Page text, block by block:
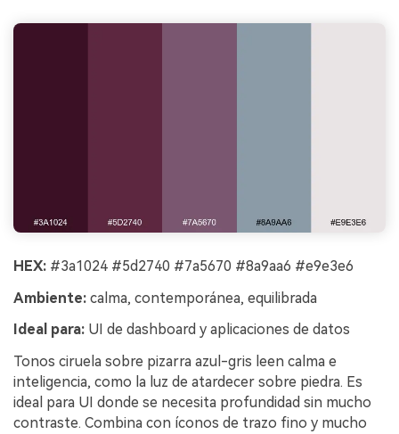
HEX: #3a1024 #5d2740 #7a5670 #8a9aa6 #e9e3e6
Ambiente: calma, contemporánea, equilibrada
Ideal para: UI de dashboard y aplicaciones de datos
Tonos ciruela sobre pizarra azul-gris leen calma e
inteligencia, como la luz de atardecer sobre piedra. Es
ideal para UI donde se necesita profundidad sin mucho
contraste. Combina con íconos de trazo fino y mucho